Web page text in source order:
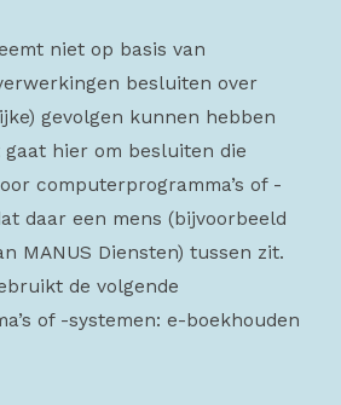
niet op basis van
besluiten over
gevolgen kunnen hebben
hier om besluiten die
computerprogramma’s of -
daar een mens (bijvoorbeeld
MANUS Diensten) tussen zit.
de volgende
of -systemen: e-boekhouden